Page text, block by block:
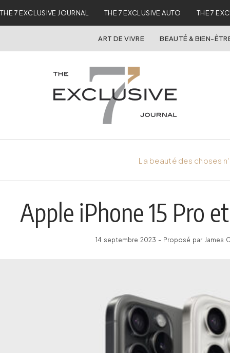
THE 7 EXCLUSIVE JOURNAL THE 7 EXCLUSIVE AUTO THE 7
ART DE VIVRE BEAUTÉ & BIEN-
La beauté des choses
Apple iPhone 15 Pro
14 septembre 2023 - Proposé par James